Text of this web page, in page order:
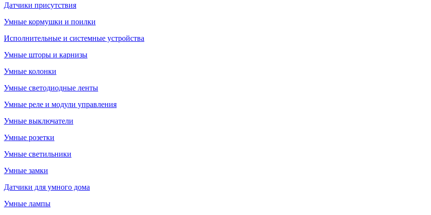
Датчики присутствия
Умные кормушки и поилки
Исполнительные и системные устройства
Умные шторы и карнизы
Умные колонки
Умные светодиодные ленты
Умные реле и модули управления
Умные выключатели
Умные розетки
Умные светильники
Умные замки
Датчики для умного дома
Умные лампы